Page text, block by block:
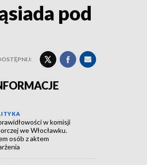
pod
w komisji
we Włocławku.
osób z aktem